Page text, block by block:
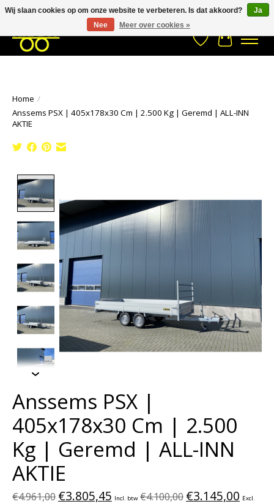
033- 2470 538 info@kraaybv.com Stuur een Whatsapp bericht
Verlanglijst
Home /
Anssems PSX | 405x178x30 Cm | 2.500 Kg | Geremd | ALL-INN
AKTIE
Anssems PSX |
405x178x30 Cm | 2.500
Kg | Geremd | ALL-INN
AKTIE
€4.961,00 €3.805,45 Incl. btw €4.100,00 €3.145,00 Excl.
Wij slaan cookies op om onze website te verbeteren. Is dat akkoord?
Ja
Nee
Meer over cookies »